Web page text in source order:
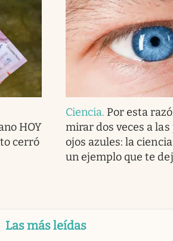
HOY
cerró
Ciencia. Por esta
mirar dos veces a
ojos azules: la
un ejemplo que te
Las más leídas